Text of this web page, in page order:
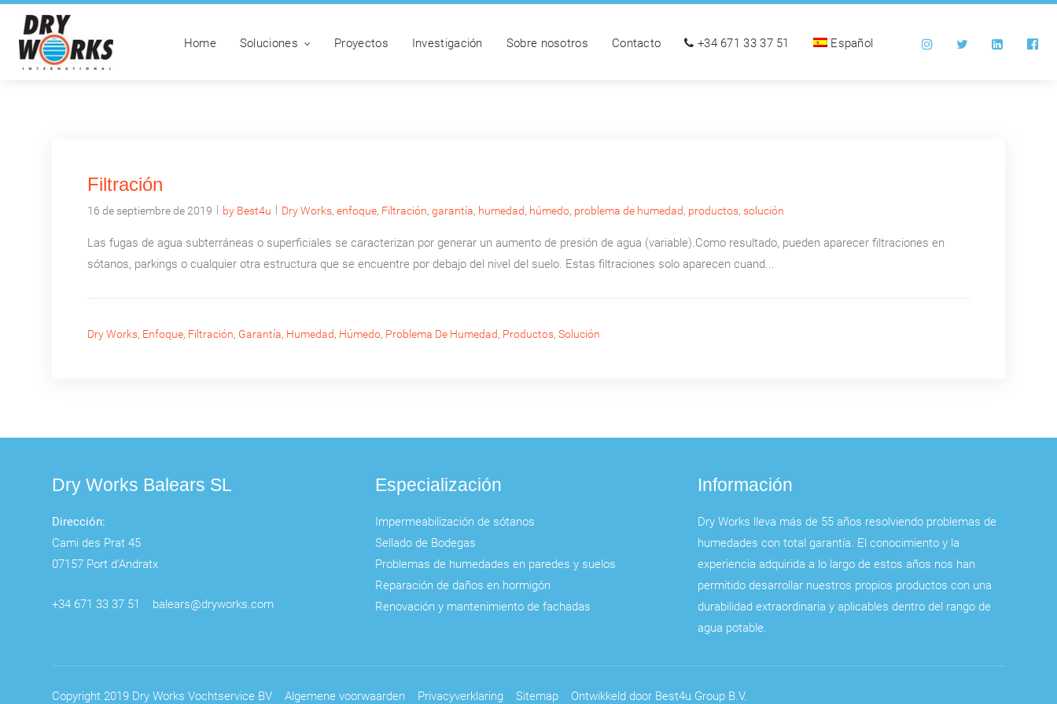
Home Soluciones Proyectos Investigación Sobre nosotros Contacto +34 671 33 37 51 Español
Filtración
16 de septiembre de 2019 | by Best4u | Dry Works, enfoque, Filtración, garantía, humedad, húmedo, problema de humedad, productos, solución
Las fugas de agua subterráneas o superficiales se caracterizan por generar un aumento de presión de agua (variable).Como resultado, pueden aparecer filtraciones en
sótanos, parkings o cualquier otra estructura que se encuentre por debajo del nivel del suelo. Estas filtraciones solo aparecen cuand...
Dry Works, Enfoque, Filtración, Garantía, Humedad, Húmedo, Problema De Humedad, Productos, Solución
Dry Works Balears SL
Dirección:
Cami des Prat 45
07157 Port d'Andratx
+34 671 33 37 51 balears@dryworks.com
Especialización
Impermeabilización de sótanos
Sellado de Bodegas
Problemas de humedades en paredes y suelos
Reparación de daños en hormigón
Renovación y mantenimiento de fachadas
Información
Dry Works lleva más de 55 años resolviendo problemas de
humedades con total garantía. El conocimiento y la
experiencia adquirida a lo largo de estos años nos han
permitido desarrollar nuestros propios productos con una
durabilidad extraordinaria y aplicables dentro del rango de
agua potable.
Copyright 2019 Dry Works Vochtservice BV Algemene voorwaarden Privacyverklaring Sitemap Ontwikkeld door Best4u Group B.V.